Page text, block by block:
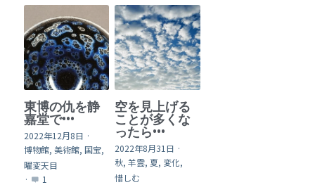
東博の仇を静
嘉堂で•••
2022年12月8日 ·
博物館, 美術館, 国宝,
曜変天目
·
1
空を見上げる
ことが多くな
ったら•••
2022年8月31日 ·
秋, 羊雲, 夏, 変化,
惜しむ